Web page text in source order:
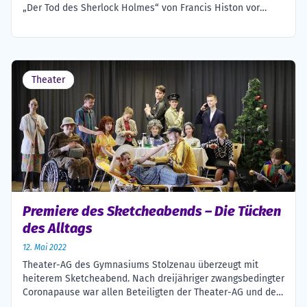
„Der Tod des Sherlock Holmes“ von Francis Histon vor
allen Beteiligten gefordert, denn noch läuft nicht alles
Sherlock Holmes“ beginnen. Doch schon nach […]
Theater
Premiere des Sketcheabends – Die Tücken
des Alltags
12. Mai 2022
Theater-AG des Gymnasiums Stolzenau überzeugt mit
heiterem Sketcheabend. Nach dreijähriger zwangsbedingter
Coronapause war allen Beteiligten der Theater-AG und der